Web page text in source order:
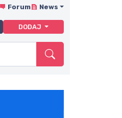
Forum News
DODAJ